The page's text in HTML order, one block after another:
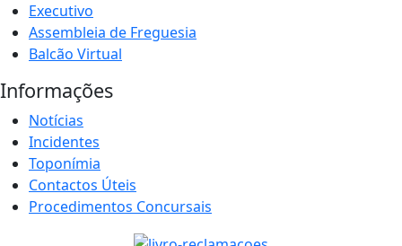
Executivo
Assembleia de Freguesia
Balcão Virtual
Informações
Notícias
Incidentes
Toponímia
Contactos Úteis
Procedimentos Concursais